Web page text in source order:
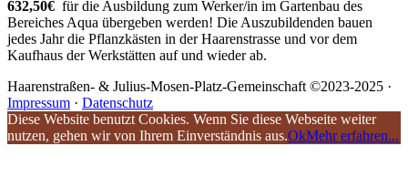
632,50€ für die Ausbildung zum Werker/in im Gartenbau des
Bereiches Aqua übergeben werden! Die Auszubildenden bauen
jedes Jahr die Pflanzkästen in der Haarenstrasse und vor dem
Kaufhaus der Werkstätten auf und wieder ab.
Haarenstraßen- & Julius-Mosen-Platz-Gemeinschaft ©2023-2025 ·
Impressum · Datenschutz
Diese Website benutzt Cookies. Wenn Sie diese Webseite weiter
nutzen, gehen wir von Ihrem Einverständnis aus.OkMehr erfahren...